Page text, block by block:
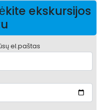
ekskursijos
el.paštas